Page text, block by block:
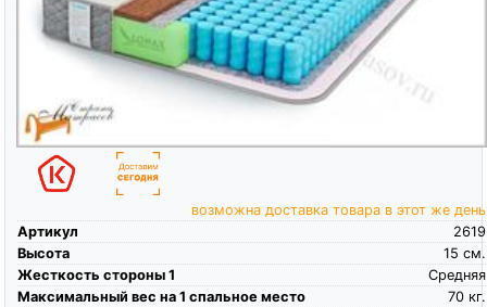
возможна доставка товара в этот же день
Артикул
2619
Высота
см.
15
Жесткость стороны 1
Средняя
Максимальный вес на 1 спальное место
кг.
70